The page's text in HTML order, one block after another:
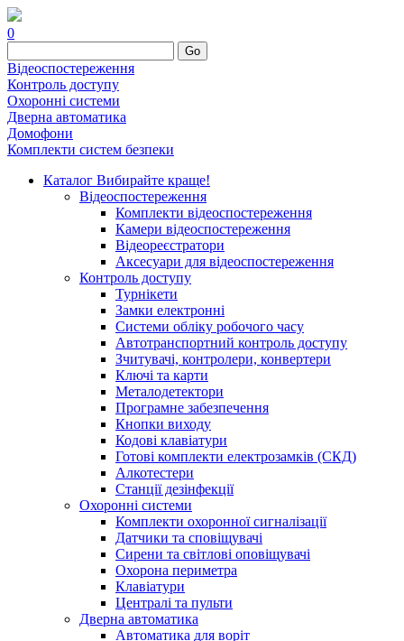
0
Go
Відеоспостереження
Контроль доступу
Охоронні системи
Дверна автоматика
Домофони
Комплекти систем безпеки
Каталог Вибирайте краще!
Відеоспостереження
Комплекти відеоспостереження
Камери відеоспостереження
Відеореєстратори
Аксесуари для відеоспостереження
Контроль доступу
Турнікети
Замки електронні
Системи обліку робочого часу
Автотранспортний контроль доступу
Зчитувачі, контролери, конвертери
Ключі та карти
Металодетектори
Програмне забезпечення
Кнопки виходу
Кодові клавіатури
Готові комплекти електрозамків (СКД)
Алкотестери
Станції дезінфекції
Охоронні системи
Комплекти охоронної сигналізації
Датчики та сповіщувачі
Сирени та світлові оповіщувачі
Охорона периметра
Клавіатури
Централі та пульти
Дверна автоматика
Автоматика для воріт